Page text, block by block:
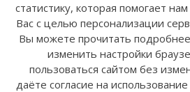
Copyright © 2008-
Зарегистрировано
Свидетельство о
серия Эл № ФС77-86300
статистику, которая помогает
Вас с целью персонализации
Вы можете прочитать
изменить настройки
пользоваться сайтом без
даёте согласие на